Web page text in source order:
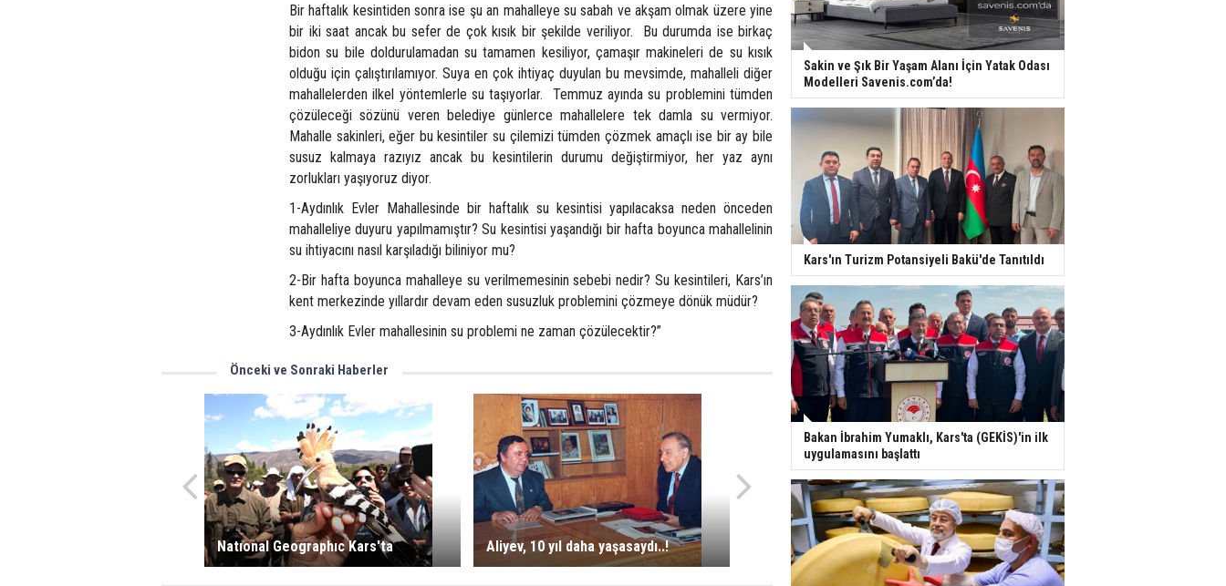
Bir haftalık kesintiden sonra ise şu an mahalleye su sabah ve akşam olmak üzere yine
bir iki saat ancak bu sefer de çok kısık bir şekilde veriliyor. Bu durumda ise birkaç
bidon su bile doldurulamadan su tamamen kesiliyor, çamaşır makineleri de su kısık
olduğu için çalıştırılamıyor. Suya en çok ihtiyaç duyulan bu mevsimde, mahalleli diğer
mahallelerden ilkel yöntemlerle su taşıyorlar. Temmuz ayında su problemini tümden
çözüleceği sözünü veren belediye günlerce mahallelere tek damla su vermiyor.
Mahalle sakinleri, eğer bu kesintiler su çilemizi tümden çözmek amaçlı ise bir ay bile
susuz kalmaya razıyız ancak bu kesintilerin durumu değiştirmiyor, her yaz aynı
zorlukları yaşıyoruz diyor.
1-Aydınlık Evler Mahallesinde bir haftalık su kesintisi yapılacaksa neden önceden
mahalleliye duyuru yapılmamıştır? Su kesintisi yaşandığı bir hafta boyunca mahallelinin
su ihtiyacını nasıl karşıladığı biliniyor mu?
2-Bir hafta boyunca mahalleye su verilmemesinin sebebi nedir? Su kesintileri, Kars’ın
kent merkezinde yıllardır devam eden susuzluk problemini çözmeye dönük müdür?
3-Aydınlık Evler mahallesinin su problemi ne zaman çözülecektir?”
Önceki ve Sonraki Haberler
Natıonal Geographıc Kars'ta Aliyev, 10 yıl daha yaşasaydı..!
Sakin ve Şık Bir Yaşam Alanı İçin Yatak Odası
Modelleri Savenis.com’da!
Kars'ın Turizm Potansiyeli Bakü'de Tanıtıldı
Bakan İbrahim Yumaklı, Kars'ta (GEKİS)'in ilk
uygulamasını başlattı